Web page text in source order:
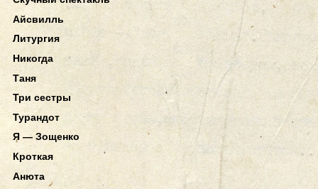
Айсвилль
Литургия
Никогда
Таня
Три сестры
Турандот
Я — Зощенко
Кроткая
Анюта